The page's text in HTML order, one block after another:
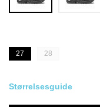
27 28
Størrelsesguide